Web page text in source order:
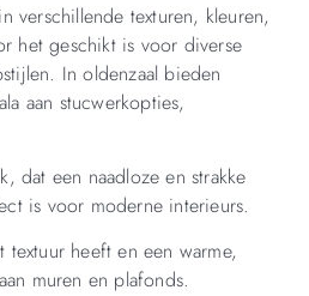
verschillende texturen, kleuren,
het geschikt is voor diverse
In oldenzaal bieden
aan stucwerkopties,
dat een naadloze en strakke
is voor moderne interieurs.
heeft en een warme,
muren en plafonds.